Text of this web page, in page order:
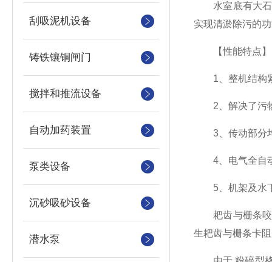
刮吸泥机设备
铸铁镶铜闸门
搅拌和推流设备
自动加药装置
泵类设备
沉砂吸砂设备
潜水泵
水室底有大石
实现清淤除污的
【性能特点】
1、整机结构紧
2、解决了污物
3、传动部分均
4、电气全自动
5、机架及水下
耙齿与栅条咬
生耙齿与栅条卡